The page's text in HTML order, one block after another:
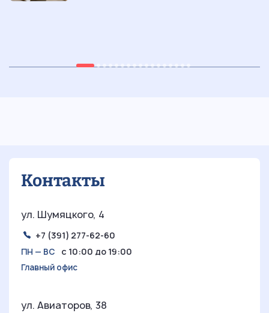
Контакты
ул. Шумяцкого, 4
+7 (391) 277-62-60
ПН — ВС с 10:00 до 19:00
Главный офис
ул. Авиаторов, 38